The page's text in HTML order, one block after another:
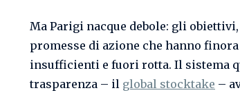
Ma Parigi nacque debole: gli
promesse di azione che hanno
insufficienti e fuori rotta. Il sistema
trasparenza – il global stocktake –